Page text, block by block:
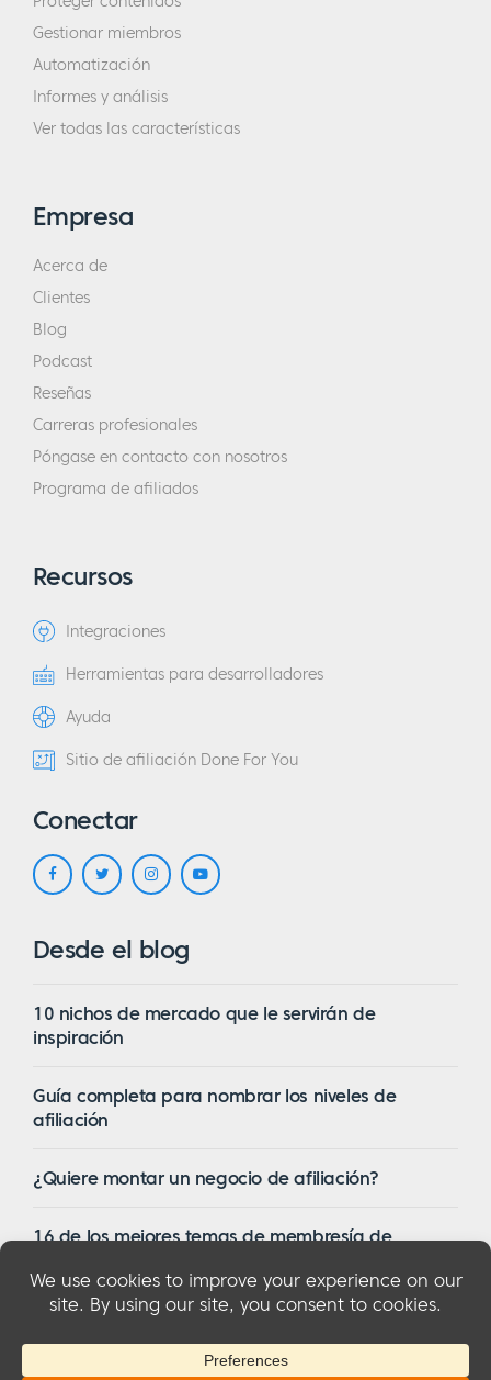
Gestionar miembros
Automatización
Informes y análisis
Ver todas las características
Empresa
Acerca de
Clientes
Blog
Podcast
Reseñas
Carreras profesionales
Póngase en contacto con nosotros
Programa de afiliados
Recursos
Integraciones
Herramientas para desarrolladores
Ayuda
Sitio de afiliación Done For You
Conectar
Desde el blog
10 nichos de mercado que le servirán de
inspiración
Guía completa para nombrar los niveles de
afiliación
¿Quiere montar un negocio de afiliación?
16 de los mejores temas de membresía de
© 2026 MemberMouse, LLCPolítica de privacidad